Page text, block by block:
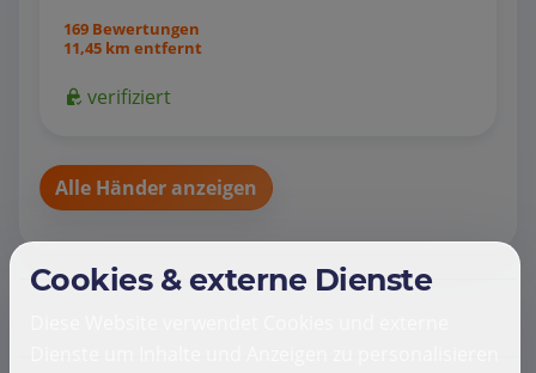
169 Bewertungen
11,45 km entfernt
verifiziert
Alle Händer anzeigen
Cookies & externe Dienste